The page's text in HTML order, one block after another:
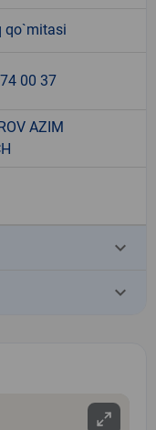
qo`mitasi
00 37
AZIM
keyboard_arrow_down
keyboard_arrow_down